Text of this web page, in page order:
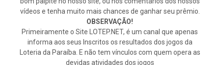
vídeos e tenha muito mais chances de ganhar seu prêmio.
OBSERVAÇÃO!
Primeiramente o Site LOTEP.NET, é um canal que apenas
informa aos seus Inscritos os resultados dos jogos da
Loteria da Paraíba. E não tem vínculos com quem opera as
devidas atividades dos jogos